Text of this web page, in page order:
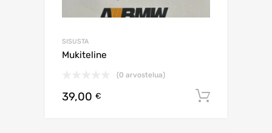
SISUSTA
Mukiteline
(0 arvostelua)
39,00 €